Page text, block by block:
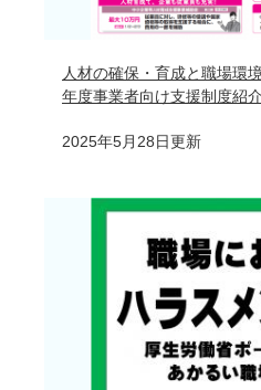
人材の確保・育成と職場環
年度事業者向け支援制度紹介
2025年5月28日更新